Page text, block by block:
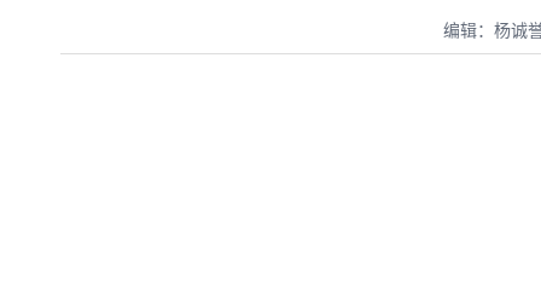
编辑：杨诚